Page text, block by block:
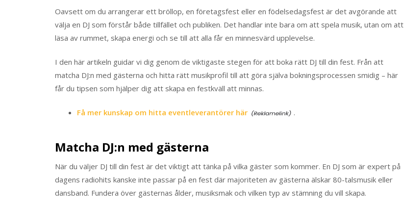
Oavsett om du arrangerar ett bröllop, en företagsfest eller en födelsedagsfest är det avgörande att
välja en DJ som förstår både tillfället och publiken. Det handlar inte bara om att spela musik, utan om att
läsa av rummet, skapa energi och se till att alla får en minnesvärd upplevelse.
I den här artikeln guidar vi dig genom de viktigaste stegen för att boka rätt DJ till din fest. Från att
matcha DJ:n med gästerna och hitta rätt musikprofil till att göra själva bokningsprocessen smidig – här
får du tipsen som hjälper dig att skapa en festkväll att minnas.
Få mer kunskap om hitta eventleverantörer här .
Matcha DJ:n med gästerna
När du väljer DJ till din fest är det viktigt att tänka på vilka gäster som kommer. En DJ som är expert på
dagens radiohits kanske inte passar på en fest där majoriteten av gästerna älskar 80-talsmusik eller
dansband. Fundera över gästernas ålder, musiksmak och vilken typ av stämning du vill skapa.